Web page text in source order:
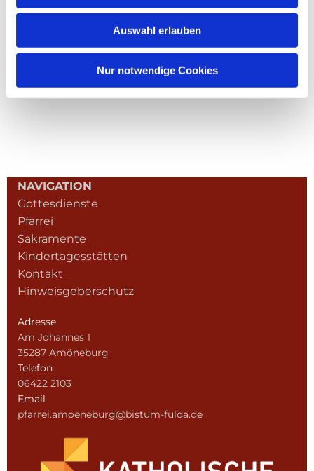
Auswahl erlauben
Nur notwendige Cookies
NAVIGATION
Gottesdienste
Pfarrei
Sakramente
Kindertagesstätten
Kontakt
Hinweisgeberschutz
Adresse
Am Johannes 1
35287 Amöneburg
Telefon
06422 2103
Email
pfarrei.amoeneburg@bistum-fulda.de